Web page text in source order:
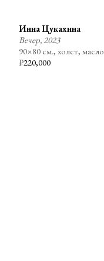
₽220,000
Инна Цукахина
Вечер, 2023
90×80 см., холст, масло